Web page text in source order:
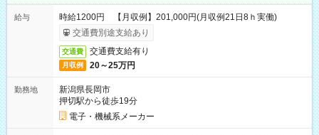
給与
時給1200円 【月収例】201,000円(月収例21日8ｈ実働)
交通費別途支給あり
交通費 交通費支給有り
月収例 20～25万円
勤務地
新潟県長岡市
押切駅から徒歩19分
電子・機械系メーカー